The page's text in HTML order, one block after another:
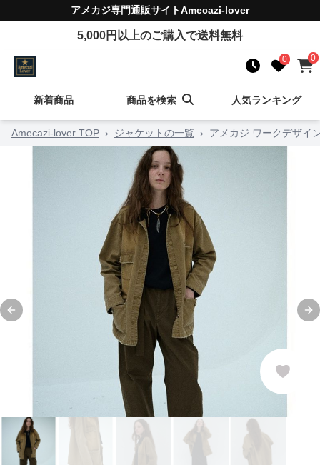
アメカジ専門通販サイトAmecazi-lover
5,000円以上のご購入で送料無料
0 0
新着商品 商品を検索 人気ランキング
Amecazi-lover TOP › ジャケットの一覧 › アメカジ ワークデザイ
Previous slide